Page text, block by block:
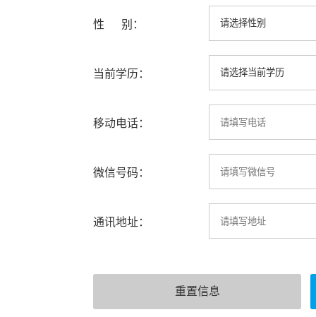
性 别：
当前学历：
移动电话：
微信号码：
通讯地址：